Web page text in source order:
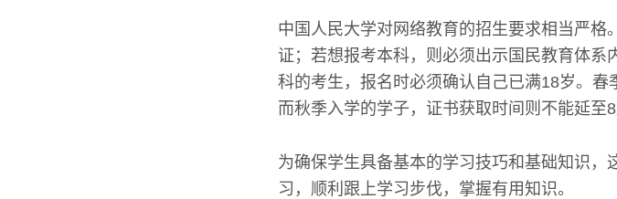
中国人民大学对网络教育的招生要求相当严
证；若想报考本科，则必须出示国民教育体
科的考生，报名时必须确认自己已满18岁。春
而秋季入学的学子，证书获取时间则不能延至8
为确保学生具备基本的学习技巧和基础知识
习，顺利跟上学习步伐，掌握有用知识。